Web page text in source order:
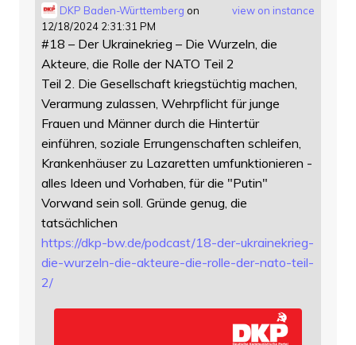
view on instance
DKP Baden-Württemberg on
12/18/2024 2:31:31 PM
#18 – Der Ukrainekrieg – Die Wurzeln, die
Akteure, die Rolle der NATO Teil 2
Teil 2. Die Gesellschaft kriegstüchtig machen,
Verarmung zulassen, Wehrpflicht für junge
Frauen und Männer durch die Hintertür
einführen, soziale Errungenschaften schleifen,
Krankenhäuser zu Lazaretten umfunktionieren -
alles Ideen und Vorhaben, für die "Putin"
Vorwand sein soll. Gründe genug, die
tatsächlichen
https://dkp-bw.de/podcast/18-der-ukrainekrieg-
die-wurzeln-die-akteure-die-rolle-der-nato-teil-
2/